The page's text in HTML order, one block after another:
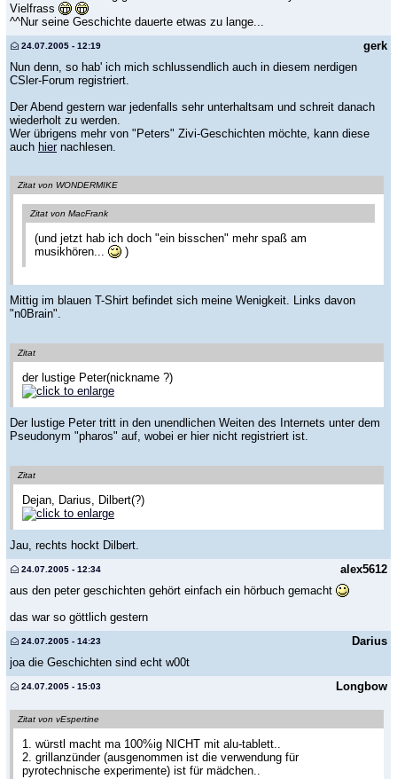
Vielfrass
^^Nur seine Geschichte dauerte etwas zu lange...
gerk
24.07.2005 - 12:19
Nun denn, so hab' ich mich schlussendlich auch in diesem nerdigen
CSler-Forum registriert.
Der Abend gestern war jedenfalls sehr unterhaltsam und schreit danach
wiederholt zu werden.
Wer übrigens mehr von "Peters" Zivi-Geschichten möchte, kann diese
auch hier nachlesen.
Zitat von WONDERMIKE
Zitat von MacFrank
(und jetzt hab ich doch "ein bisschen" mehr spaß am
musikhören...
)
Mittig im blauen T-Shirt befindet sich meine Wenigkeit. Links davon
"n0Brain".
Zitat
der lustige Peter(nickname ?)
Der lustige Peter tritt in den unendlichen Weiten des Internets unter dem
Pseudonym "pharos" auf, wobei er hier nicht registriert ist.
Zitat
Dejan, Darius, Dilbert(?)
Jau, rechts hockt Dilbert.
alex5612
24.07.2005 - 12:34
aus den peter geschichten gehört einfach ein hörbuch gemacht
das war so göttlich gestern
Darius
24.07.2005 - 14:23
joa die Geschichten sind echt w00t
Longbow
24.07.2005 - 15:03
Zitat von vEspertine
1. würstl macht ma 100%ig NICHT mit alu-tablett..
2. grillanzünder (ausgenommen ist die verwendung für
pyrotechnische experimente) ist für mädchen..